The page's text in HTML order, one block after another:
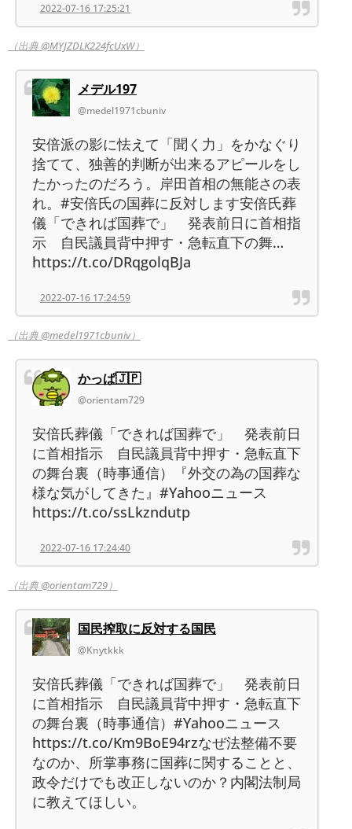
2022-07-16 17:25:21
（出典 @MYJZDLK224fcUxW）
メデル197
@medel1971cbuniv
安倍派の影に怯えて「聞く力」をかなぐり
捨てて、独善的判断が出来るアピールをし
たかったのだろう。岸田首相の無能さの表
れ。#安倍氏の国葬に反対します安倍氏葬
儀「できれば国葬で」 発表前日に首相指
示 自民議員背中押す・急転直下の舞…
https://t.co/DRqgolqBJa
2022-07-16 17:24:59
（出典 @medel1971cbuniv）
かっぱ🇯🇵
@orientam729
安倍氏葬儀「できれば国葬で」 発表前日
に首相指示 自民議員背中押す・急転直下
の舞台裏（時事通信）『外交の為の国葬な
様な気がしてきた』#Yahooニュース
https://t.co/ssLkzndutp
2022-07-16 17:24:40
（出典 @orientam729）
国民搾取に反対する国民
@Knytkkk
安倍氏葬儀「できれば国葬で」 発表前日
に首相指示 自民議員背中押す・急転直下
の舞台裏（時事通信）#Yahooニュース
https://t.co/Km9BoE94rzなぜ法整備不要
なのか、所掌事務に国葬に関することと、
政令だけでも改正しないのか？内閣法制局
に教えてほしい。